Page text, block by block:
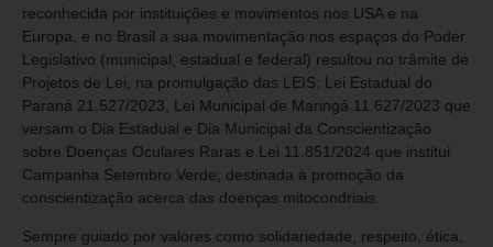
reconhecida por instituições e movimentos nos USA e na
Europa, e no Brasil a sua movimentação nos espaços do Poder
Legislativo (municipal, estadual e federal) resultou no trâmite de
Projetos de Lei, na promulgação das LEIS: Lei Estadual do
Paraná 21.527/2023, Lei Municipal de Maringá 11.627/2023 que
versam o Dia Estadual e Dia Municipal da Conscientização
sobre Doenças Oculares Raras e Lei 11.851/2024 que institui
Campanha Setembro Verde, destinada à promoção da
conscientização acerca das doenças mitocondriais.
Sempre guiado por valores como solidariedade, respeito, ética,